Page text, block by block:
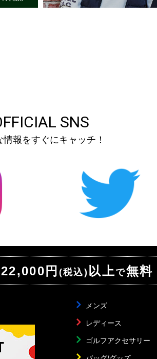
SNS
情報をすぐにキャッチ！
22,000円 (税込) 以上で無料
メンズ
レディース
ゴルフアクセサリー